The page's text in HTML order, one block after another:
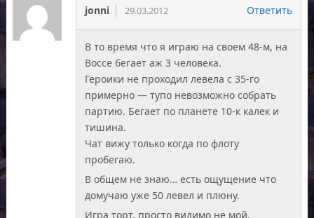
jonni 29.03.2012 Ответить
В то время что я играю на своем 48-м, на
Воссе бегает аж 3 человека.
Героики не проходил левела с 35-го
примерно — тупо невозможно собрать
партию. Бегает по планете 10-к калек и
тишина.
Чат вижу только когда по флоту
пробегаю.
В общем не знаю… есть ощущение что
домучаю уже 50 левел и плюну.
Игра торт, просто видимо не мой.